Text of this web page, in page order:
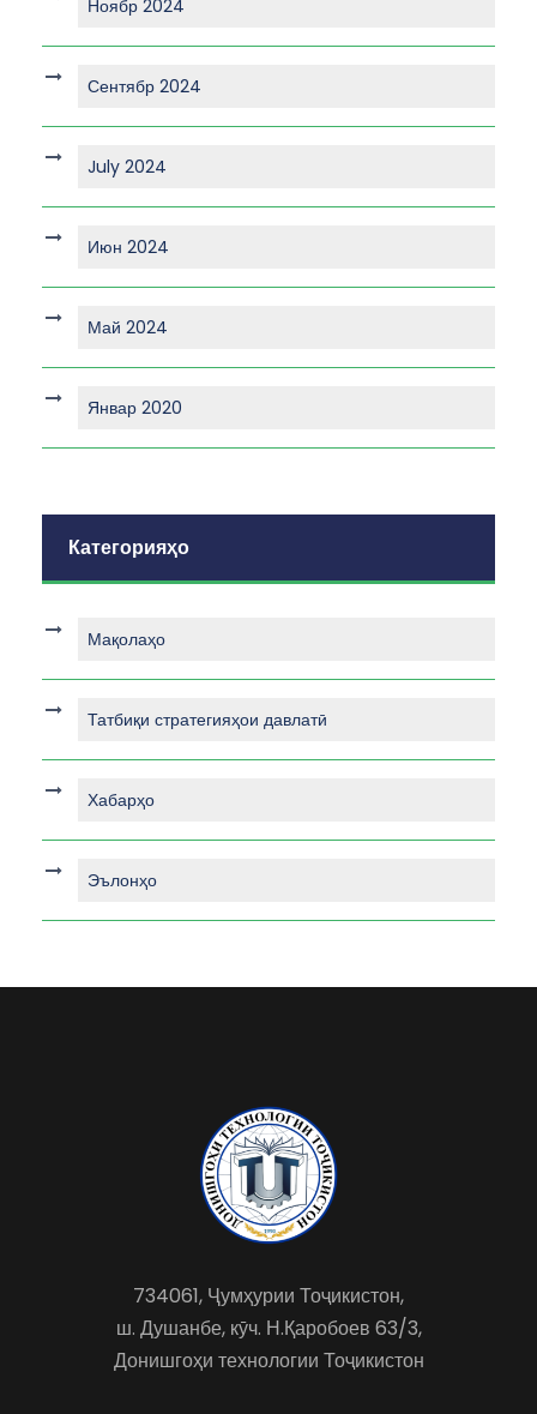
Ноябр 2024
Сентябр 2024
July 2024
Июн 2024
Май 2024
Январ 2020
Категорияҳо
Мақолаҳо
Татбиқи стратегияҳои давлатӣ
Хабарҳо
Эълонҳо
734061, Ҷумҳурии Тоҷикистон,
ш. Душанбе, кӯч. Н.Қаробоев 63/3,
Донишгоҳи технологии Тоҷикистон